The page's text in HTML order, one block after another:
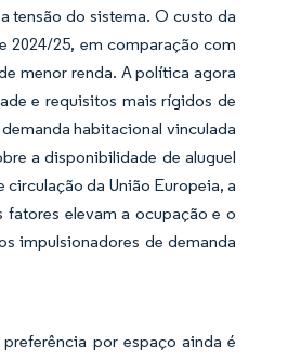
tensão do sistema. O custo da
2024/25, em comparação com
menor renda. A política agora
e requisitos mais rígidos de
habitacional vinculada
a disponibilidade de aluguel
da União Europeia, a
fatores elevam a ocupação e o
impulsionadores de demanda
por espaço ainda é